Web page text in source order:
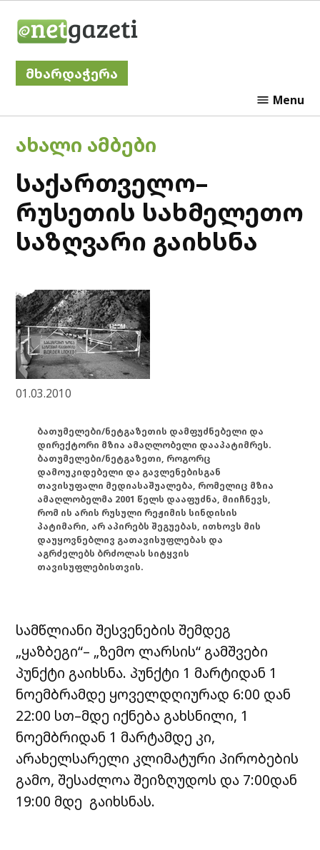
მხარდაჭერა
Menu
POSTED
IN
ᲐᲮᲐᲚᲘ ᲐᲛᲑᲔᲑᲘ
საქართველო–
რუსეთის სახმელეთო
საზღვარი გაიხსნა
01.03.2010
ბათუმელები/ნეტგაზეთის დამფუძნებელი და
დირექტორი მზია ამაღლობელი დააპატიმრეს.
ბათუმელები/ნეტგაზეთი, როგორც
დამოუკიდებელი და გავლენებისგან
თავისუფალი მედიასაშუალება, რომელიც მზია
ამაღლობელმა 2001 წელს დააფუძნა, მიიჩნევს,
რომ ის არის რუსული რეჟიმის სინდისის
პატიმარი, არ აპირებს შეგუებას, ითხოვს მის
დაუყოვნებლივ გათავისუფლებას და
აგრძელებს ბრძოლას სიტყვის
თავისუფლებისთვის.
სამწლიანი შესვენების შემდეგ
„ყაზბეგი“– „ზემო ლარსის“ გამშვები
პუნქტი გაიხსნა. პუნქტი 1 მარტიდან 1
ნოემბრამდე ყოველდღიურად 6:00 დან
22:00 სთ–მდე იქნება გახსნილი, 1
ნოემბრიდან 1 მარტამდე კი,
არახელსარელი კლიმატური პირობების
გამო, შესაძლოა შეიზღუდოს და 7:00დან
19:00 მდე გაიხსნას.